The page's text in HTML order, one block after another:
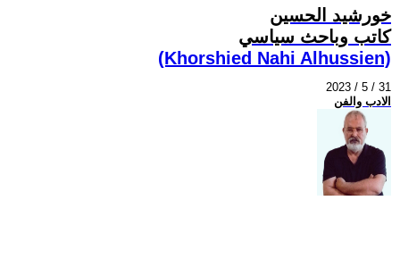
خورشيد الحسين
كاتب وباحث سياسي
(Khorshied Nahi Alhussien)
2023 / 5 / 31
الادب والفن